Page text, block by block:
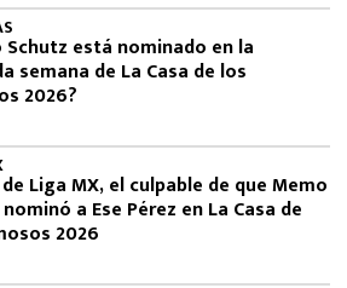
Schutz está nominado en la
semana de La Casa de los
2026?
Liga MX, el culpable de que Memo
a Ese Pérez en La Casa de
2026